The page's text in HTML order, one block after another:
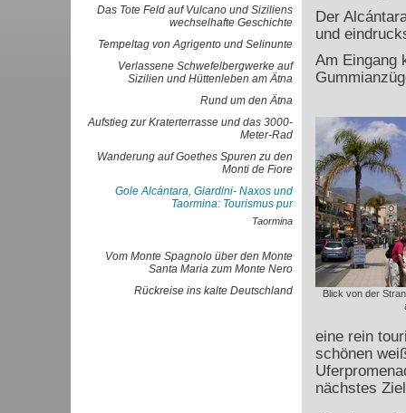
Das Tote Feld auf Vulcano und Siziliens
wechselhafte Geschichte
Tempeltag von Agrigento und Selinunte
Verlassene Schwefelbergwerke auf
Sizilien und Hüttenleben am Ätna
Rund um den Ätna
Aufstieg zur Kraterterrasse und das 3000-
Meter-Rad
Wanderung auf Goethes Spuren zu den
Monti de Fiore
Gole Alcántara, Giardini- Naxos und
Taormina: Tourismus pur
Taormina
Vom Monte Spagnolo über den Monte
Santa Maria zum Monte Nero
Rückreise ins kalte Deutschland
Der
und
Am Eingang
Blick von der
eine rein
schönen
nächstes